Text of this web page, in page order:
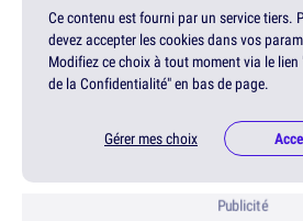
Ce contenu est fourni par un service tiers.
devez accepter les cookies dans vos
Modifiez ce choix à tout moment via le lien
de la Confidentialité" en bas de page.
Gérer mes choix
Publicité